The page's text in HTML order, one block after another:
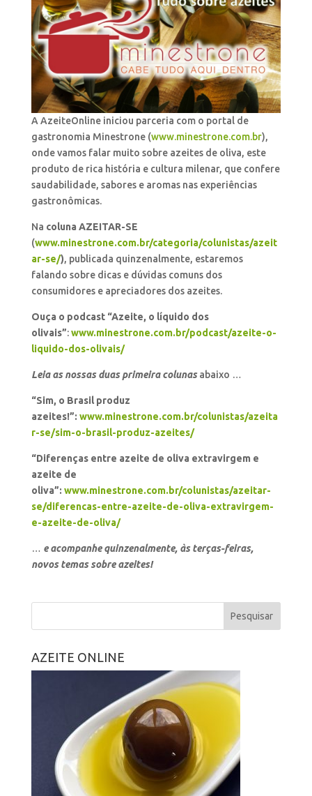
A AzeiteOnline iniciou parceria com o portal de
gastronomia Minestrone (www.minestrone.com.br),
onde vamos falar muito sobre azeites de oliva, este
produto de rica história e cultura milenar, que confere
saudabilidade, sabores e aromas nas experiências
gastronômicas.
Na coluna AZEITAR-SE
(www.minestrone.com.br/categoria/colunistas/azeit
ar-se/), publicada quinzenalmente, estaremos
falando sobre dicas e dúvidas comuns dos
consumidores e apreciadores dos azeites.
Ouça o podcast “Azeite, o líquido dos
olivais”: www.minestrone.com.br/podcast/azeite-o-
liquido-dos-olivais/
Leia as nossas duas primeira colunasabaixo …
“Sim, o Brasil produz
azeites!”: www.minestrone.com.br/colunistas/azeita
r-se/sim-o-brasil-produz-azeites/
“Diferenças entre azeite de oliva extravirgem e
azeite de
oliva”: www.minestrone.com.br/colunistas/azeitar-
se/diferencas-entre-azeite-de-oliva-extravirgem-
e-azeite-de-oliva/
… e acompanhe quinzenalmente, às terças-feiras,
novos temas sobre azeites!
AZEITE ONLINE